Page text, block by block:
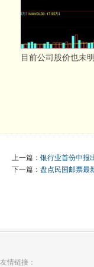
目前公司股价也未
上一篇： 银行业首份中报
下一篇： 盘点民国邮票最
友情链接：